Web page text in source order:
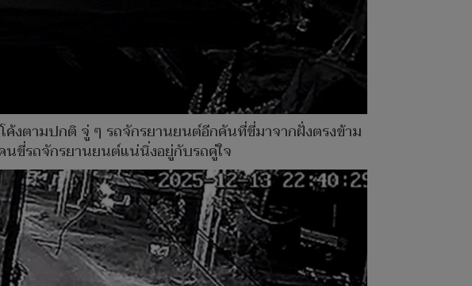
งตามปกติ จู่ ๆ รถจักรยานยนต์อีกคันที่ขี่มาจากฝั่งตรงข้าม
คนขี่รถจักรยานยนต์แน่นิ่งอยู่กับรถคู่ใจ